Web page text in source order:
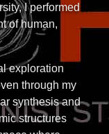
I performed
of human,
exploration
through my
synthesis and
structures